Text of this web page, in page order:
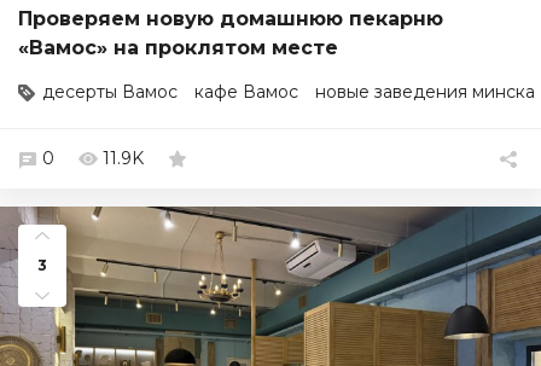
Проверяем новую домашнюю пекарню
«Вамос» на проклятом месте
десерты Вамос кафе Вамос новые заведения минска
0 11.9K
3